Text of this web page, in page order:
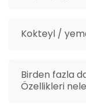
Kokteyl /
Birden fazla
Özellikleri